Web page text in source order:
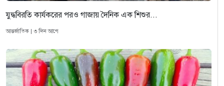
যুদ্ধবিরতি কার্যকরের পরও গাজায় দৈনিক এক শিশুর...
আন্তর্জাতিক | ৩ দিন আগে